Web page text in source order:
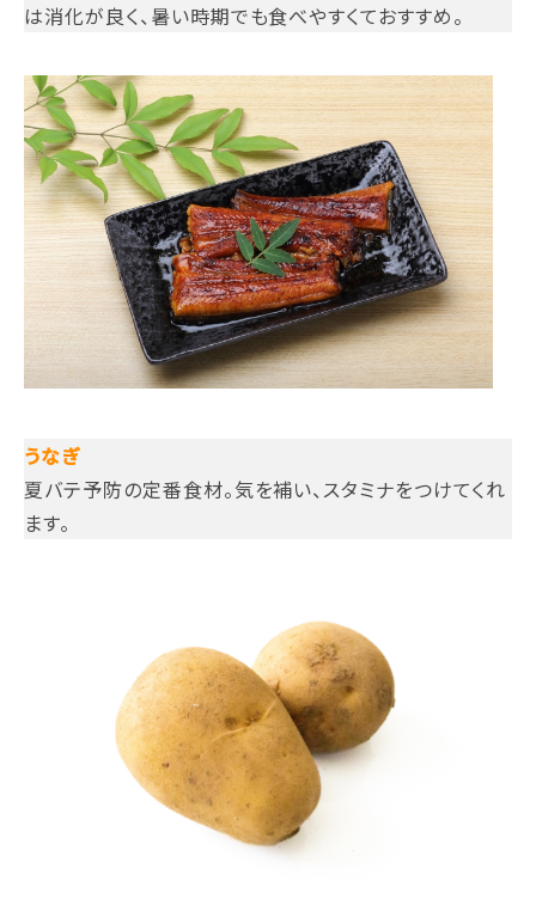
は消化が良く、暑い時期でも食べやすくておすすめ。
うなぎ
夏バテ予防の定番食材。気を補い、スタミナをつけてくれ
ます。